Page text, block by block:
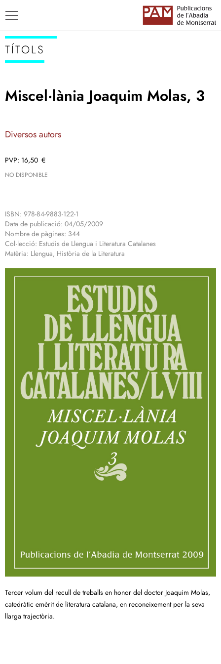
ENSENYAMENT CATALÀ
TÍTOLS
Miscel·lània Joaquim Molas, 3
Diversos autors
16,50 €
NO DISPONIBLE
ISBN: 978-84-9883-122-1
Data de publicació: 04/05/2009
Nombre de pàgines: 344
Col·lecció: Estudis de Llengua i Literatura Catalanes
Matèria: Llengua, Història de la Literatura
Tercer volum del recull de treballs en honor del doctor Joaquim Molas,
catedràtic emèrit de literatura catalana, en reconeixement per la seva
llarga trajectòria.